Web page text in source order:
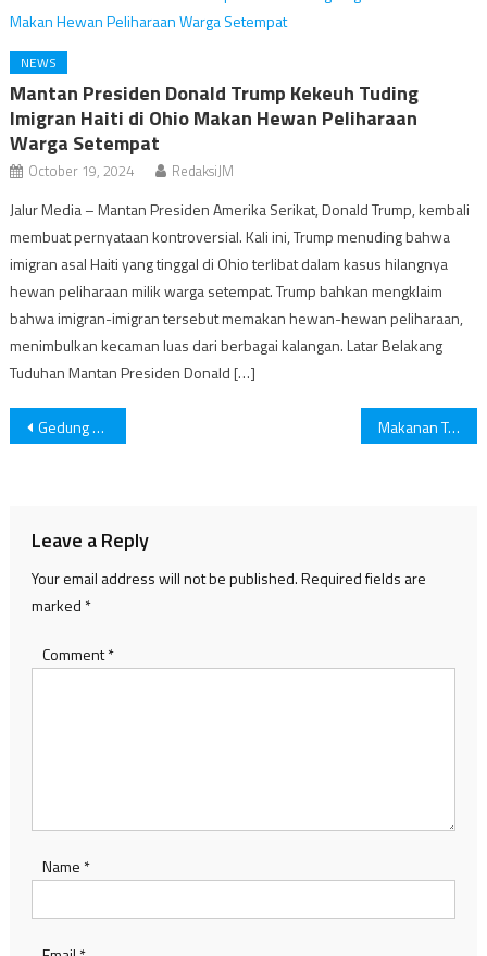
NEWS
Mantan Presiden Donald Trump Kekeuh Tuding
Imigran Haiti di Ohio Makan Hewan Peliharaan
Warga Setempat
October 19, 2024 RedaksiJM
Jalur Media – Mantan Presiden Amerika Serikat, Donald Trump, kembali
membuat pernyataan kontroversial. Kali ini, Trump menuding bahwa
imigran asal Haiti yang tinggal di Ohio terlibat dalam kasus hilangnya
hewan peliharaan milik warga setempat. Trump bahkan mengklaim
bahwa imigran-imigran tersebut memakan hewan-hewan peliharaan,
menimbulkan kecaman luas dari berbagai kalangan. Latar Belakang
Tuduhan Mantan Presiden Donald […]
Post
Gedung Pencakar Langit Makanan Terunik di Dunia
Leave a Reply
Your email address will not be published.Required fields are
marked *
Comment*
Name *